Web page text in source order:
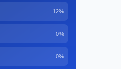
12%
0%
0%